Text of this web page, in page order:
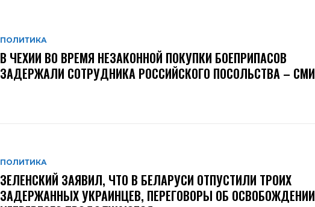
ПОЛИТИКА
В ЧЕХИИ ВО ВРЕМЯ НЕЗАКОННОЙ ПОКУПКИ БОЕПРИПАСОВ
ЗАДЕРЖАЛИ СОТРУДНИКА РОССИЙСКОГО ПОСОЛЬСТВА – СМИ
ПОЛИТИКА
ЗЕЛЕНСКИЙ ЗАЯВИЛ, ЧТО В БЕЛАРУСИ ОТПУСТИЛИ ТРОИХ
ЗАДЕРЖАННЫХ УКРАИНЦЕВ, ПЕРЕГОВОРЫ ОБ ОСВОБОЖДЕНИИ